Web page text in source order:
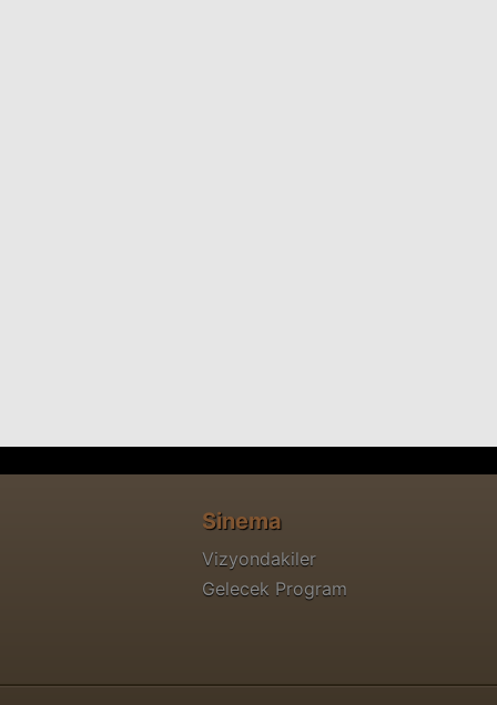
Sinema
Vizyondakiler
Gelecek Program